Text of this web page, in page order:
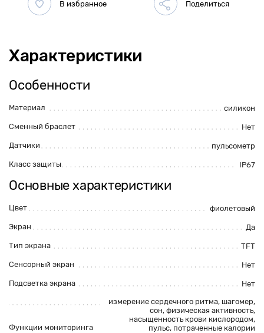
Характеристики
Особенности
Материал силикон
Сменный браслет Нет
Датчики пульсометр
Класс защиты IP67
Основные характеристики
Цвет фиолетовый
Экран Да
Тип экрана TFT
Сенсорный экран Нет
Подсветка экрана Нет
Функции мониторинга
измерение сердечного ритма, шагомер,
сон, физическая активность,
насыщенность крови кислородом,
пульс, потраченные калории